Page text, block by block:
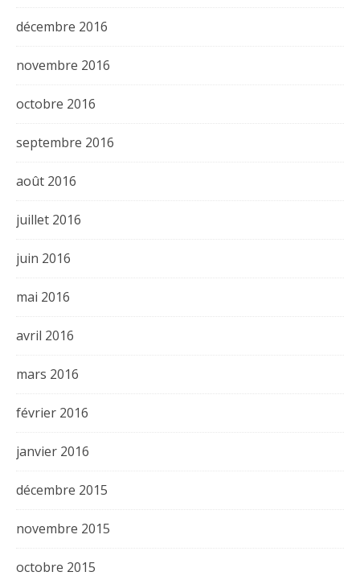
décembre 2016
novembre 2016
octobre 2016
septembre 2016
août 2016
juillet 2016
juin 2016
mai 2016
avril 2016
mars 2016
février 2016
janvier 2016
décembre 2015
novembre 2015
octobre 2015